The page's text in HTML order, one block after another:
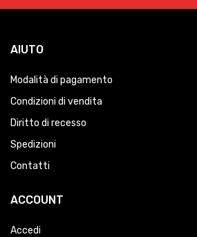
AIUTO
Modalità di pagamento
Condizioni di vendita
Diritto di recesso
Spedizioni
Contatti
ACCOUNT
Accedi